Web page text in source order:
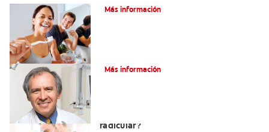
Más información
Más información
radicular?